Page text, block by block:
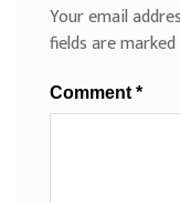
Your email
fields are marked
Comment *